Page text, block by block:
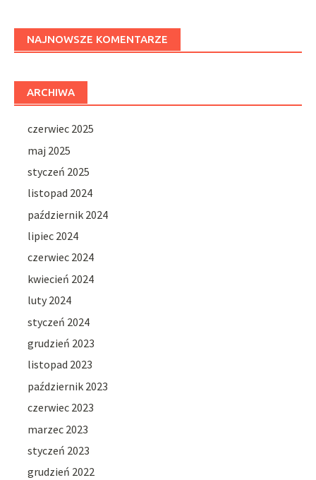
NAJNOWSZE KOMENTARZE
ARCHIWA
czerwiec 2025
maj 2025
styczeń 2025
listopad 2024
październik 2024
lipiec 2024
czerwiec 2024
kwiecień 2024
luty 2024
styczeń 2024
grudzień 2023
listopad 2023
październik 2023
czerwiec 2023
marzec 2023
styczeń 2023
grudzień 2022